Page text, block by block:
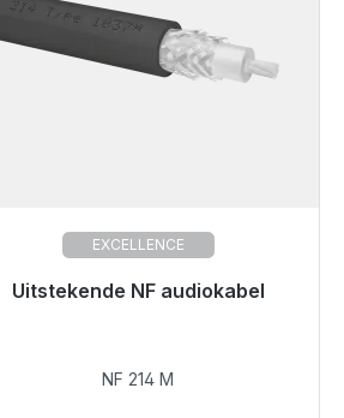
EXCELLENCE
Uitstekende NF audiokabel
€ 27,49
NF 214 M